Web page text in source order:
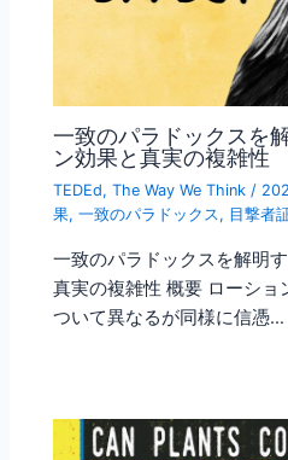
一致のパラドックスを
ン効果と真実の複雑性
TEDEd,The Way We Think /
果,一致のパラドックス, 目撃者
一致のパラドックスを解明
真実の複雑性 概要 ローショ
ついて異なるが同様に信憑…